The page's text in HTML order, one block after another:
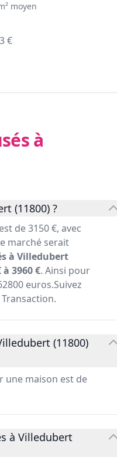
moyen
€
à
(11800) ?
de 3150 €, avec
marché serait
à Villedubert
3960 €. Ainsi pour
euros.Suivez
(11800)
une maison est de
à Villedubert